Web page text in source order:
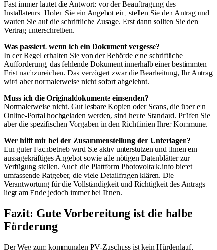
Fast immer lautet die Antwort: vor der Beauftragung des
Installateurs. Holen Sie ein Angebot ein, stellen Sie den Antrag und
warten Sie auf die schriftliche Zusage. Erst dann sollten Sie den
Vertrag unterschreiben.
Was passiert, wenn ich ein Dokument vergesse?
In der Regel erhalten Sie von der Behörde eine schriftliche
Aufforderung, das fehlende Dokument innerhalb einer bestimmten
Frist nachzureichen. Das verzögert zwar die Bearbeitung, Ihr Antrag
wird aber normalerweise nicht sofort abgelehnt.
Muss ich die Originaldokumente einsenden?
Normalerweise nicht. Gut lesbare Kopien oder Scans, die über ein
Online-Portal hochgeladen werden, sind heute Standard. Prüfen Sie
aber die spezifischen Vorgaben in den Richtlinien Ihrer Kommune.
Wer hilft mir bei der Zusammenstellung der Unterlagen?
Ein guter Fachbetrieb wird Sie aktiv unterstützen und Ihnen ein
aussagekräftiges Angebot sowie alle nötigen Datenblätter zur
Verfügung stellen. Auch die Plattform Photovoltaik.info bietet
umfassende Ratgeber, die viele Detailfragen klären. Die
Verantwortung für die Vollständigkeit und Richtigkeit des Antrags
liegt am Ende jedoch immer bei Ihnen.
Fazit: Gute Vorbereitung ist die halbe
Förderung
Der Weg zum kommunalen PV-Zuschuss ist kein Hürdenlauf,